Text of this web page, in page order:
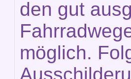
den gut
möglich.